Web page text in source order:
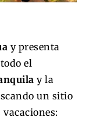
y presenta
el
y la
un sitio